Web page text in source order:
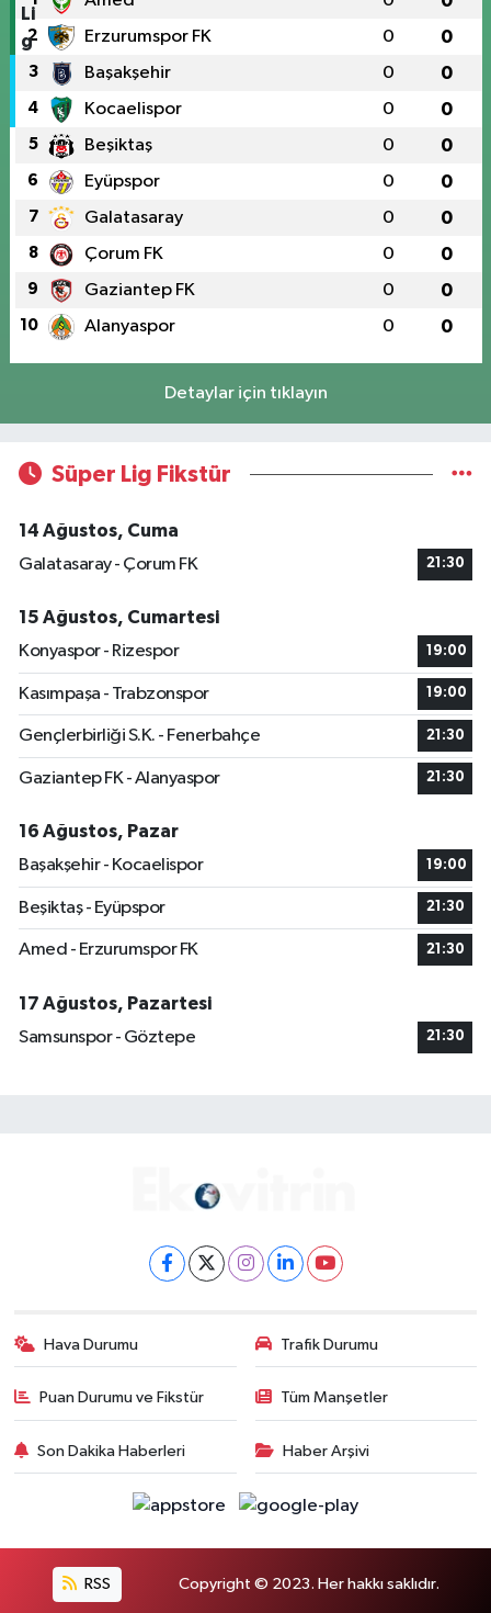
2 Erzurumspor FK 0 0
3 Başakşehir 0 0
4 Kocaelispor 0 0
5 Beşiktaş 0 0
6 Eyüpspor 0 0
7 Galatasaray 0 0
8 Çorum FK 0 0
9 Gaziantep FK 0 0
10 Alanyaspor 0 0
Detaylar için tıklayın
Süper Lig Fikstür
14 Ağustos, Cuma
Galatasaray - Çorum FK
21:30
15 Ağustos, Cumartesi
Konyaspor - Rizespor
19:00
Kasımpaşa - Trabzonspor 19:00
Gençlerbirliği S.K. - Fenerbahçe 21:30
Gaziantep FK - Alanyaspor 21:30
16 Ağustos, Pazar
Başakşehir - Kocaelispor
19:00
Beşiktaş - Eyüpspor 21:30
Amed - Erzurumspor FK 21:30
17 Ağustos, Pazartesi
Samsunspor - Göztepe
21:30
Hava Durumu Trafik Durumu
Puan Durumu ve Fikstür Tüm Manşetler
Son Dakika Haberleri Haber Arşivi
RSS Copyright © 2023. Her hakkı saklıdır.